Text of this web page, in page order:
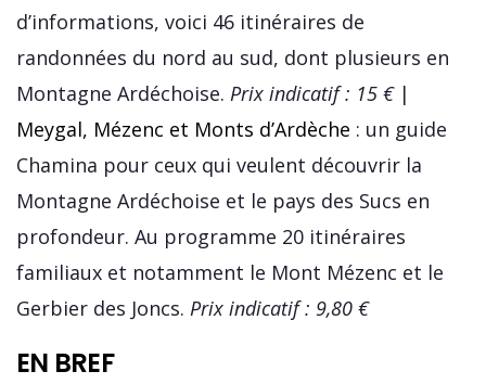
d’informations, voici 46 itinéraires de
randonnées du nord au sud, dont plusieurs en
Montagne Ardéchoise. Prix indicatif : 15 €|
Meygal, Mézenc et Monts d’Ardèche : un guide
Chamina pour ceux qui veulent découvrir la
Montagne Ardéchoise et le pays des Sucs en
profondeur. Au programme 20 itinéraires
familiaux et notamment le Mont Mézenc et le
Gerbier des Joncs. Prix indicatif : 9,80 €
EN BREF